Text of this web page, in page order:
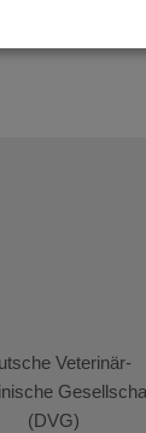
Veterinär-
(DVG)